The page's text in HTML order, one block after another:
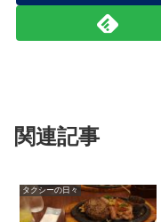
関連記事
タクシーの日々